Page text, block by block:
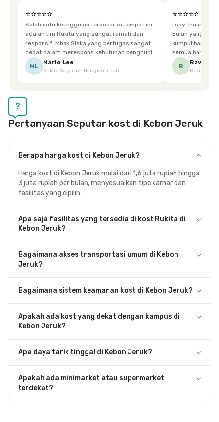
⭐⭐⭐⭐⭐
Salah satu keunggulan terbesar di tempat ini
adalah tim Rukita yang sangat ramah dan
responsif. Mbak Siska yang bertugas sangat
cepat dalam merespons kebutuhan penghuni.
Ketika saya meminta keset karena sempat
terpeleset, permintaan tersebut langsung
ML
Mario Lee
Rukita Satya Inn Harapan Indah
⭐⭐⭐⭐⭐
I say thankyou
Bulan yang super happy! banyak
kumpul bareng
semua bahagia
mgkn saran dari air aja & kebersihan lebih di
R
Ravena
Rukita
?
Pertanyaan Seputar kost di Kebon Jeruk
Berapa harga kost di Kebon Jeruk?
Harga kost di Kebon Jeruk mulai dari 1,6 juta rupiah hingga
3 juta rupiah per bulan, menyesuaikan tipe kamar dan
fasilitas yang dipilih.
Apa saja fasilitas yang tersedia di kost Rukita di
Kebon Jeruk?
Bagaimana akses transportasi umum di Kebon
Jeruk?
Bagaimana sistem keamanan kost di Kebon Jeruk?
Apakah ada kost yang dekat dengan kampus di
Kebon Jeruk?
Apa daya tarik tinggal di Kebon Jeruk?
Apakah ada minimarket atau supermarket
terdekat?